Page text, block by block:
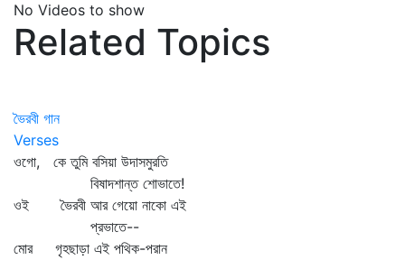
No Videos to show
Related Topics
ভৈরবী গান
Verses
ওগো, কে তুমি বসিয়া উদাসমুরতি
বিষাদশান্ত শোভাতে!
ওই ভৈরবী আর গেয়ো নাকো এই
প্রভাতে--
মোর গৃহছাড়া এই পথিক-পরান